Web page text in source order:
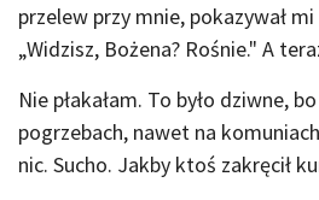
przelew przy mnie, pokazywał
„Widzisz, Bożena? Rośnie." A
Nie płakałam. To było dziwne,
pogrzebach, nawet na
nic. Sucho. Jakby ktoś zakręcił